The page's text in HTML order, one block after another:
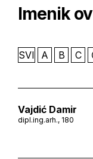
Imenik
SVI A B C
Vajdić Damir
dipl.ing.arh., 180